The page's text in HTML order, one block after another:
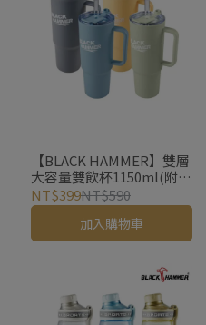
【BLACK HAMMER】雙層
大容量雙飲杯1150ml(附吸
管)
NT$399NT$590
加入購物車